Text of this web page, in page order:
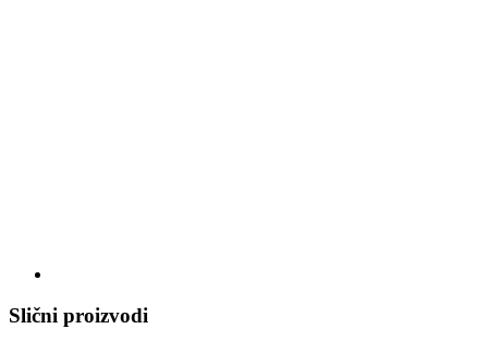
Slični proizvodi